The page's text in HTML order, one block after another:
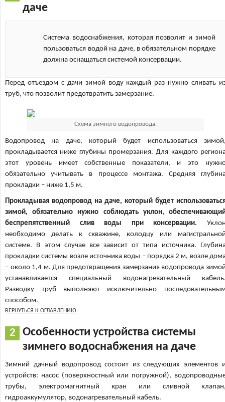
даче
Система водоснабжения, которая позволит и зимой
пользоваться водой на даче, в обязательном порядке
должна оснащаться системой консервации.
Перед отъездом с дачи зимой воду каждый раз нужно сливать
труб, что позволит предотвратить замерзание.
Схема зимнего водопровода.
Водопровод на даче, который будет использоваться
прокладывается ниже глубины промерзания. Для каждого
этот уровень имеет собственные показатели, и это
обязательно учитывать в процессе монтажа. Средняя
прокладки – ниже 1,5 м.
Прокладывая водопровод на даче, который будет
зимой, обязательно нужно соблюдать уклон,
беспрепятственный слив воды при консервации.
необходимо делать к скважине, колодцу или
системе. В этом случае все зависит от типа источника.
прокладки системы возле источника воды – порядка 2 м, возле
– около 1,4 м. Для предотвращения замерзания водопровода
устанавливается специальный водонагревательный
Разводку труб выполняют исключительно
способом.
ВЕРНУТЬСЯ К ОГЛАВЛЕНИЮ
Особенности устройства системы
зимнего водоснабжения на даче
Зимний дачный водопровод состоит из следующих элементов
устройств: насос (поверхностный или погружной),
трубы, электромагнитный кран или сливной
гидроаккумулятор, водонагревательный кабель.